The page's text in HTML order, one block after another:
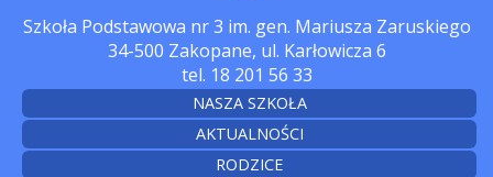
Szkoła Podstawowa nr 3 im. gen. Mariusza Zaruskiego
34-500 Zakopane, ul. Karłowicza 6
tel. 18 201 56 33
NASZA SZKOŁA
AKTUALNOŚCI
RODZICE